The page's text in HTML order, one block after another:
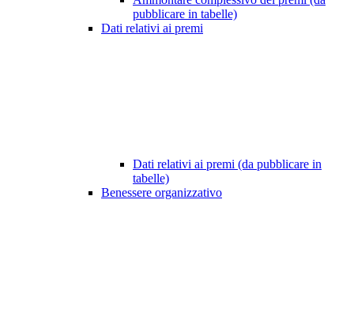
pubblicare in tabelle)
Dati relativi ai premi
Dati relativi ai premi (da pubblicare in
tabelle)
Benessere organizzativo